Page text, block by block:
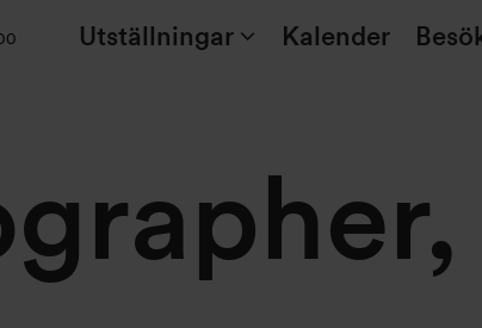
Utställningar Kalender